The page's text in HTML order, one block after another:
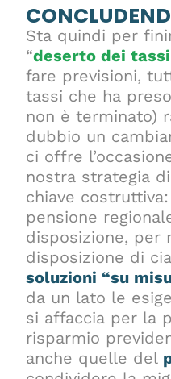
Sta quindi per
“deserto dei
fare previsioni,
tassi che ha
non è terminato)
dubbio un
ci offre
nostra strategia
chiave
pensione
disposizione, per
disposizione di
soluzioni “su
da un lato le
si affaccia per la
risparmio
anche quelle del